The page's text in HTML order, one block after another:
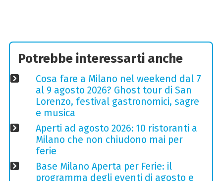
Potrebbe interessarti anche
Cosa fare a Milano nel weekend dal 7
al 9 agosto 2026? Ghost tour di San
Lorenzo, festival gastronomici, sagre
e musica
Aperti ad agosto 2026: 10 ristoranti a
Milano che non chiudono mai per
ferie
Base Milano Aperta per Ferie: il
programma degli eventi di agosto e